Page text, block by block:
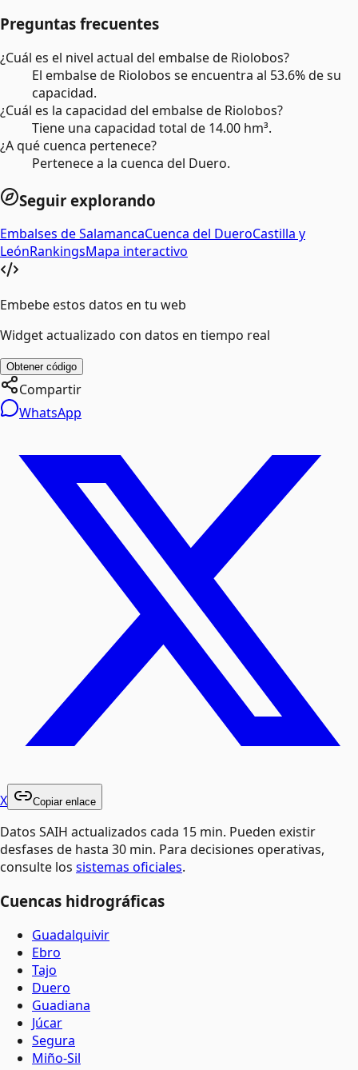
Preguntas frecuentes
¿Cuál es el nivel actual del embalse de Riolobos?
El embalse de Riolobos se encuentra al 53.6% de su
capacidad.
¿Cuál es la capacidad del embalse de Riolobos?
Tiene una capacidad total de 14.00 hm³.
¿A qué cuenca pertenece?
Pertenece a la cuenca del Duero.
Seguir explorando
Embalses deSalamancaCuenca del DueroCastilla y
LeónRankingsMapa interactivo
Embebe estos datos en tu web
Widget actualizado con datos en tiempo real
Obtener código
Compartir
WhatsApp
X Copiar enlace
Datos SAIH actualizados cada 15 min. Pueden existir
desfases de hasta 30 min. Para decisiones operativas,
consulte los sistemas oficiales.
Cuencas hidrográficas
Guadalquivir
Ebro
Tajo
Duero
Guadiana
Júcar
Segura
Miño-Sil